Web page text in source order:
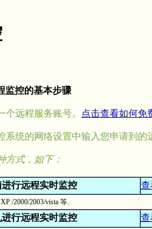
监控的基本步骤
个远程服务账号。 点击查看如何免
系统的网络设置中输入您申请到的
方式，如下：
行远程实时监控
/2000/2003/vista 等.
行远程实时监控